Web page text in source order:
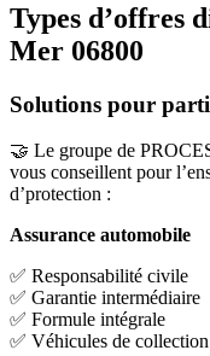
Types d’offres
Mer 06800
Solutions pour
🤝 Le groupe de
vous conseillent pour
d’protection :
Assurance automobile
✅ Responsabilité civile
✅ Garantie intermédiaire
✅ Formule intégrale
✅ Véhicules de collection